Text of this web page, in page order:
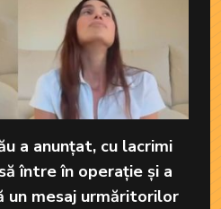
a anunțat, cu lacrimi
între în operație și a
un mesaj urmăritorilor